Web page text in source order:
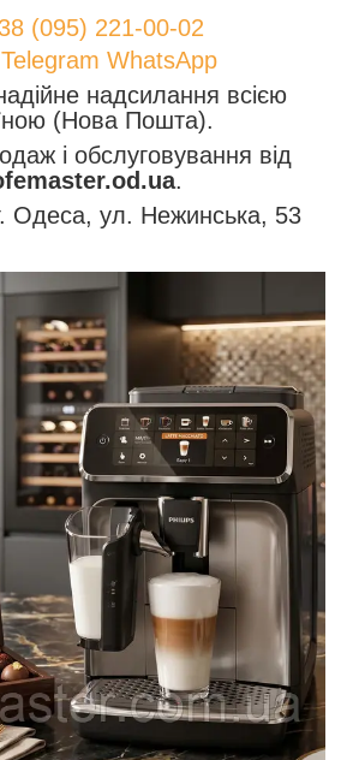
(095) 221-00-02
Telegram WhatsApp
надсилання всією
(Нова Пошта).
і обслуговування від
.
Одеса, ул. Нежинська, 53